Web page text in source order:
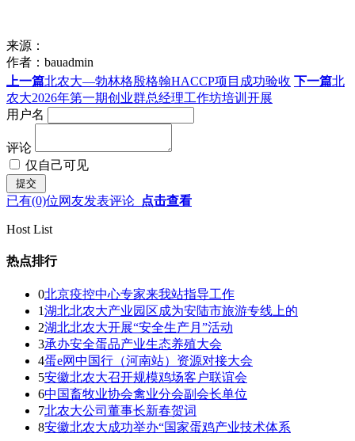
来源：
作者： bauadmin
上一篇北农大—勃林格殷格翰HACCP项目成功验收 下一篇北
农大2026年第一期创业群总经理工作坊培训开展
用户名
评论
仅自己可见
已有(0)位网友发表评论 点击查看
Host List
热点排行
0北京疫控中心专家来我站指导工作
1湖北北农大产业园区成为安陆市旅游专线上的
2湖北北农大开展“安全生产月”活动
3承办安全蛋品产业生态养殖大会
4蛋e网中国行（河南站）资源对接大会
5安徽北农大召开规模鸡场客户联谊会
6中国畜牧业协会禽业分会副会长单位
7北农大公司董事长新春贺词
8安徽北农大成功举办“国家蛋鸡产业技术体系